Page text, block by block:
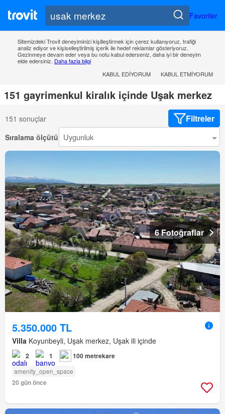
Favoriler
Sitemizdeki Trovit deneyiminizi kişilleştirmek için çerez kullanıyoruz, trafiği
analiz ediyor ve kişiselleştirilmiş içerik ile hedef reklamlar gösteriyoruz.
Gezinmeye devam eder veya bu notu kabul ederseniz, daha iyi bir deneyim
elde edersiniz. Daha fazla bilgi
KABUL EDIYORUM
KABUL ETMIYORUM
151 gayrimenkul kiralık içinde Uşak merkez
151 sonuçlar Filtreler
Sıralama ölçütü
6 Fotoğraflar
5.350.000 TL
Villa Koyunbeyli, Uşak merkez, Uşak ili içinde
2 1 100 metrekare
amenity_open_space
20 gün önce